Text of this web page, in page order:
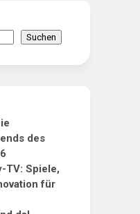
Suchen
des
TV: Spiele,
für